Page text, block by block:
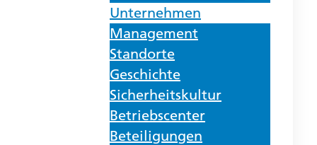
Unternehmen
Management
Standorte
Geschichte
Sicherheitskultur
Betriebscenter
Beteiligungen